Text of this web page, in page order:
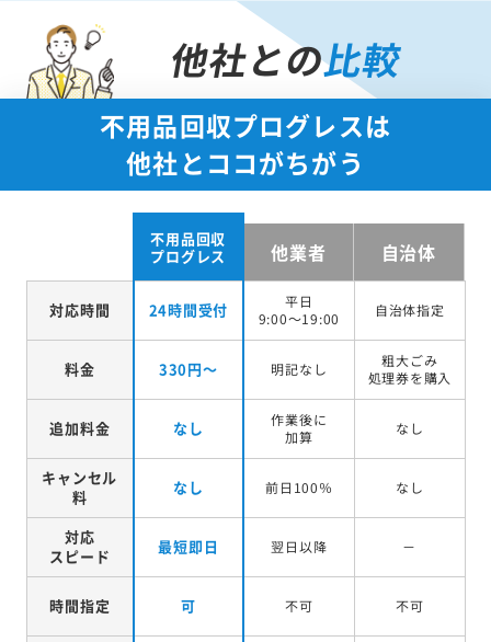
他社との比較
不用品回収プログレスは
他社とココがちがう
不用品回収
プログレス
他業者 自治体
対応時間 24時間受付
平日
9:00～19:00
自治体指定
料金 330円～ 明記なし
粗大ごみ
処理券を購入
追加料金 なし
作業後に
加算
なし
キャンセル
料
なし 前日100％ なし
対応
スピード
最短即日 翌日以降 －
時間指定 可 不可 不可